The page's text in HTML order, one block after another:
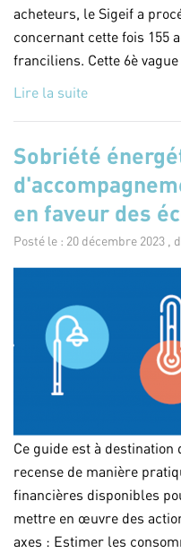
acheteurs, le Sigeif a
concernant cette fois 155
franciliens. Cette 6è
Lire la suite
Sobriété
en faveur des
Posté le : 20 décembre 2023 ,
Ce guide est à
recense de manière
financières disponibles
mettre en œuvre des
axes : Estimer les